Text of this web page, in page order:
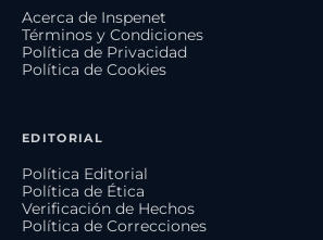
Acerca de Inspenet
Términos y Condiciones
Política de Privacidad
Política de Cookies
EDITORIAL
Política Editorial
Política de Ética
Verificación de Hechos
Política de Correcciones